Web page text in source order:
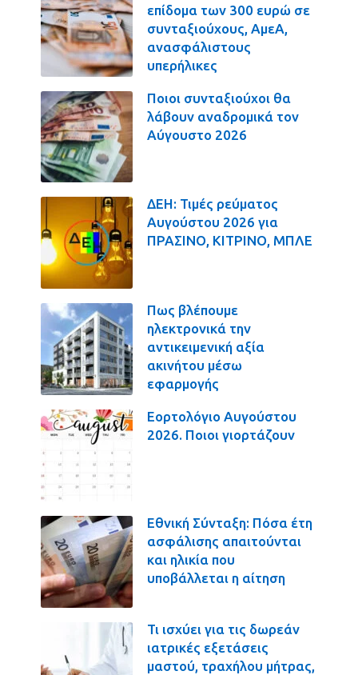
επίδομα των 300 ευρώ σε
συνταξιούχους, ΑμεΑ,
ανασφάλιστους
υπερήλικες
Ποιοι συνταξιούχοι θα
λάβουν αναδρομικά τον
Αύγουστο 2026
ΔΕΗ: Τιμές ρεύματος
Αυγούστου 2026 για
ΠΡΑΣΙΝΟ, ΚΙΤΡΙΝΟ, ΜΠΛΕ
Πως βλέπουμε
ηλεκτρονικά την
αντικειμενική αξία
ακινήτου μέσω
εφαρμογής
Εορτολόγιο Αυγούστου
2026. Ποιοι γιορτάζουν
Εθνική Σύνταξη: Πόσα έτη
ασφάλισης απαιτούνται
και ηλικία που
υποβάλλεται η αίτηση
Τι ισχύει για τις δωρεάν
ιατρικές εξετάσεις
μαστού, τραχήλου μήτρας,